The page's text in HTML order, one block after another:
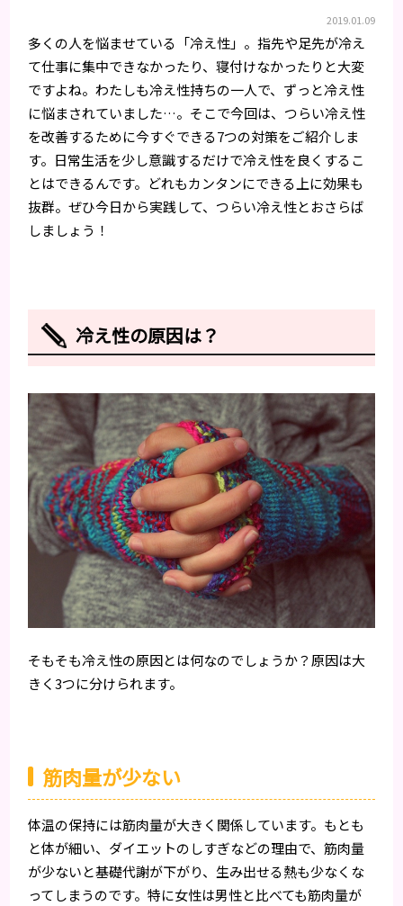
2019.01.09
多くの人を悩ませている「冷え性」。指先や足先が冷え
て仕事に集中できなかったり、寝付けなかったりと大変
ですよね。わたしも冷え性持ちの一人で、ずっと冷え性
に悩まされていました…。そこで今回は、つらい冷え性
を改善するために今すぐできる7つの対策をご紹介しま
す。日常生活を少し意識するだけで冷え性を良くするこ
とはできるんです。どれもカンタンにできる上に効果も
抜群。ぜひ今日から実践して、つらい冷え性とおさらば
しましょう！
冷え性の原因は？
そもそも冷え性の原因とは何なのでしょうか？原因は大
きく3つに分けられます。
筋肉量が少ない
体温の保持には筋肉量が大きく関係しています。もとも
と体が細い、ダイエットのしすぎなどの理由で、筋肉量
が少ないと基礎代謝が下がり、生み出せる熱も少なくな
ってしまうのです。特に女性は男性と比べても筋肉量が